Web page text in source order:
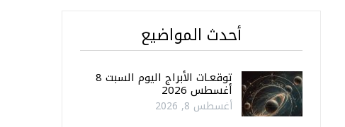
أحدث المواضيع
توقعـات الأبراج اليوم السبت 8
أغسطس 2026
أغسطس 8, 2026